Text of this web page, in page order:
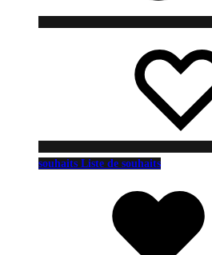
souhaits Liste de souhaits